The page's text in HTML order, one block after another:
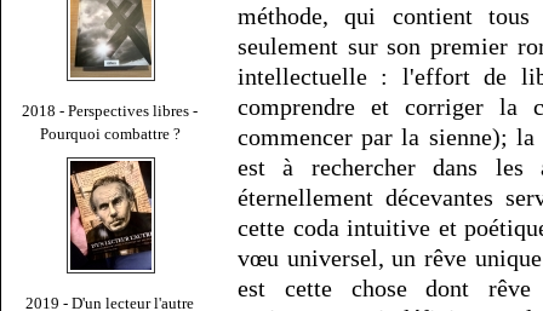
2018 - Perspectives libres -
Pourquoi combattre ?
2019 - D'un lecteur l'autre
méthode, qui contient
seulement sur son premier
intellectuelle : l'effort de
comprendre et corriger la
commencer par la sienne);
est à rechercher dans les
éternellement décevantes
cette coda intuitive et
vœu universel, un rêve
est cette chose dont